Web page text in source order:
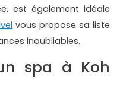
est également idéale
vous propose sa liste
inoubliables.
spa à Koh